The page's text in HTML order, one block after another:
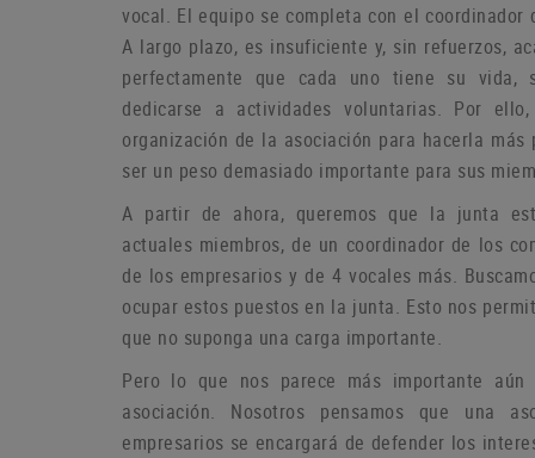
vocal. El equipo se completa con el
A largo plazo, es insuficiente y, sin refuerzos,
perfectamente que cada uno tiene su
dedicarse a actividades voluntarias. Por
organización de la asociación para hacerla
ser un peso demasiado importante para sus
A partir de ahora, queremos que la junta
actuales miembros, de un coordinador de los
de los empresarios y de 4 vocales más.
ocupar estos puestos en la junta. Esto nos
que no suponga una carga importante.
Pero lo que nos parece más importante
asociación. Nosotros pensamos que una
empresarios se encargará de defender los